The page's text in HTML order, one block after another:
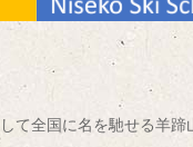
て全国に名を馳せる羊